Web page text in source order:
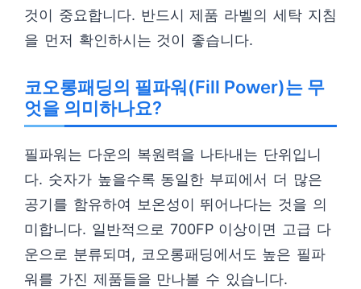
것이 중요합니다. 반드시 제품 라벨의 세탁 지침
을 먼저 확인하시는 것이 좋습니다.
코오롱패딩의 필파워(Fill Power)는 무
엇을 의미하나요?
필파워는 다운의 복원력을 나타내는 단위입니
다. 숫자가 높을수록 동일한 부피에서 더 많은
공기를 함유하여 보온성이 뛰어나다는 것을 의
미합니다. 일반적으로 700FP 이상이면 고급 다
운으로 분류되며, 코오롱패딩에서도 높은 필파
워를 가진 제품들을 만나볼 수 있습니다.